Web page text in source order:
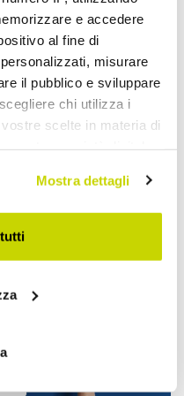
e accedere
al fine di
misurare
il pubblico e sviluppare
chi utilizza i
scelte in materia di
in qualsiasi
cookie o facendo clic
tua posizione
scansionandolo
Mostra dettagli
Ne la
!